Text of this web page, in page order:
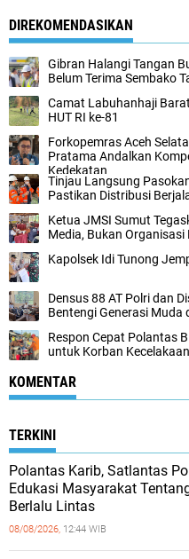
DIREKOMENDASIKAN
Gibran Halangi Tangan
Belum Terima Sembako
Camat Labuhanhaji
HUT RI ke-81
Forkopemras Aceh
Pratama Andalkan
Kedekatan
‎Tinjau Langsung
Pastikan Distribusi
Ketua JMSI Sumut
Media, Bukan
Kapolsek Idi Tunong
Densus 88 AT Polri dan
Bentengi Generasi Muda
Respon Cepat Polantas
untuk Korban Kecelakaan
KOMENTAR
TERKINI
Polantas Karib, Satlantas
Edukasi Masyarakat
Berlalu Lintas
08/08/2026, 12:44 WIB